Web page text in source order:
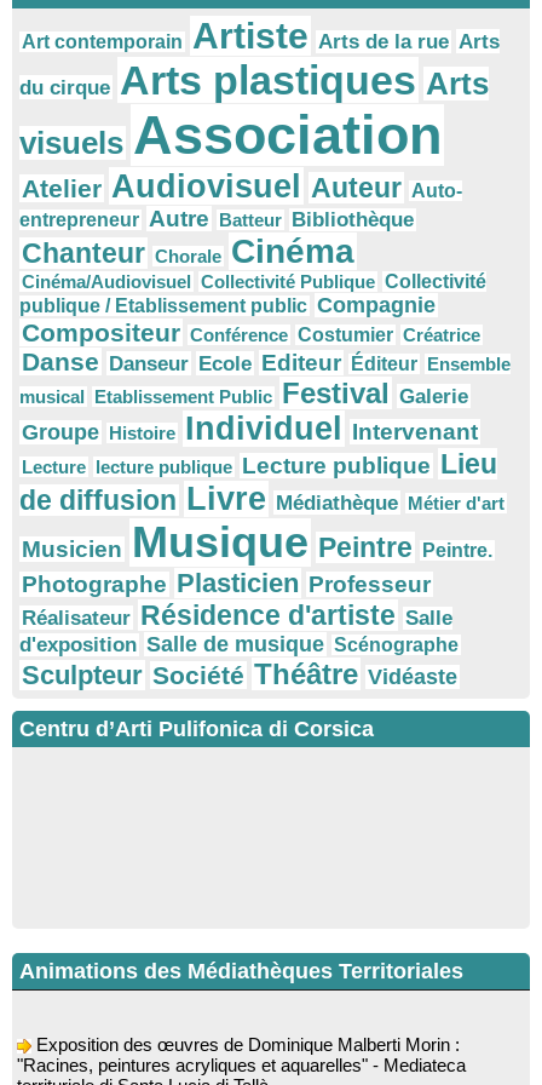
Art contemporain Artiste Arts de la rue Arts
du cirque Arts plastiques Arts
visuels Association
Atelier Audiovisuel Auteur Auto-
entrepreneur Autre Batteur Bibliothèque
Chanteur Chorale Cinéma
Cinéma/Audiovisuel Collectivité Publique Collectivité
publique / Etablissement public Compagnie
Compositeur Conférence Costumier Créatrice
Danse Danseur Ecole Editeur Éditeur Ensemble
musical Etablissement Public Festival Galerie
Groupe Histoire Individuel Intervenant
Lecture lecture publique Lecture publique Lieu
de diffusion Livre Médiathèque Métier d'art
Musicien Musique Peintre Peintre.
Photographe Plasticien Professeur
Réalisateur Résidence d'artiste Salle
d'exposition Salle de musique Scénographe
Sculpteur Société Théâtre Vidéaste
Centru d’Arti Pulifonica di Corsica
Animations des Médiathèques Territoriales
"Racines, peintures acryliques et aquarelles" - Mediateca
territuriale di Santa Lucia di Tallà